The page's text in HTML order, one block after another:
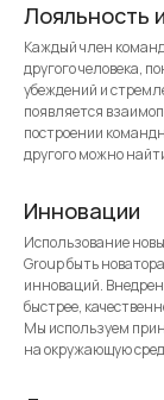
Лояльность
Каждый член
другого человека,
убеждений и
появляется
построении
другого можно
Инновации
Использование
Group быть
инноваций.
быстрее,
Мы используем
на окружающую